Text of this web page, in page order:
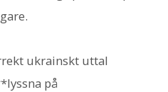
ukrainskt uttal
på